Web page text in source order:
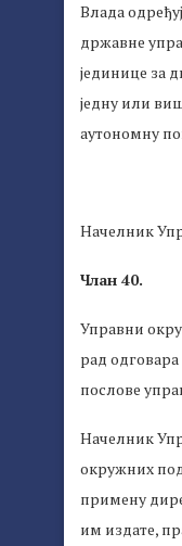
Влада
државне
јединице за
једну или
аутономну
Начелник
Члан 40.
Управни
рад
послове
Начелник
окружних
примену
им издате,